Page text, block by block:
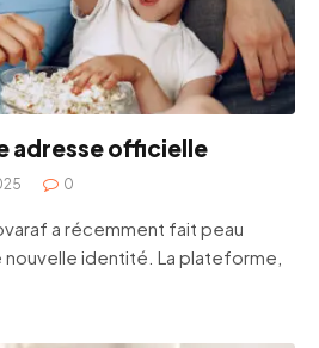
adresse officielle
0
a récemment fait peau
identité. La plateforme,